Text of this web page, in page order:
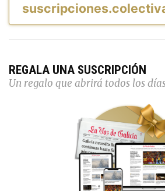
REGALA UNA SUSCRIPCIÓN
Un regalo que abrirá todos los